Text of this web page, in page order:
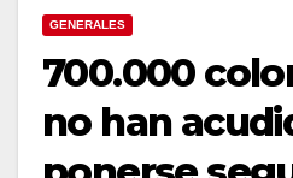
GENERALES
700.000
no han